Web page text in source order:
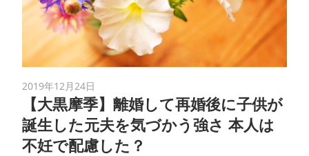
2019年12月24日
【大黒摩季】離婚して再婚後に子供が
誕生した元夫を気づかう強さ 本人は
不妊で配慮した？